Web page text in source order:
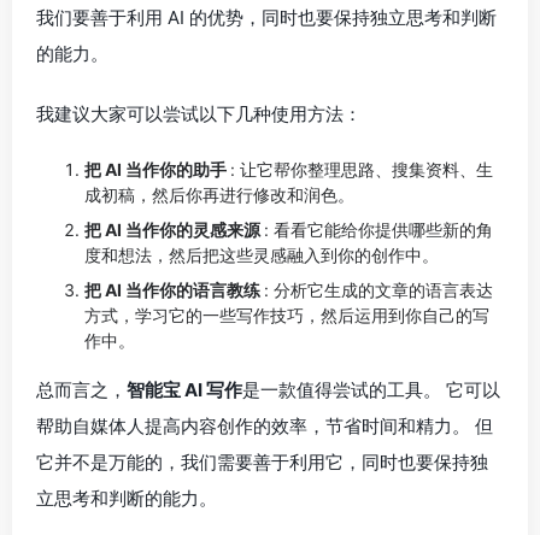
我们要善于利用 AI 的优势，同时也要保持独立思考和判断
的能力。
我建议大家可以尝试以下几种使用方法：
把 AI 当作你的助手 : 让它帮你整理思路、搜集资料、生
成初稿，然后你再进行修改和润色。
把 AI 当作你的灵感来源 : 看看它能给你提供哪些新的角
度和想法，然后把这些灵感融入到你的创作中。
把 AI 当作你的语言教练 : 分析它生成的文章的语言表达
方式，学习它的一些写作技巧，然后运用到你自己的写
作中。
总而言之， 智能宝 AI 写作是一款值得尝试的工具。 它可以
帮助自媒体人提高内容创作的效率，节省时间和精力。 但
它并不是万能的，我们需要善于利用它，同时也要保持独
立思考和判断的能力。